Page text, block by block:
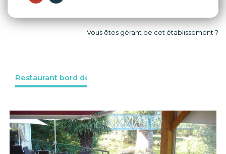
Vous êtes gérant de cet établissement ?
Restaurant bord de l'eau